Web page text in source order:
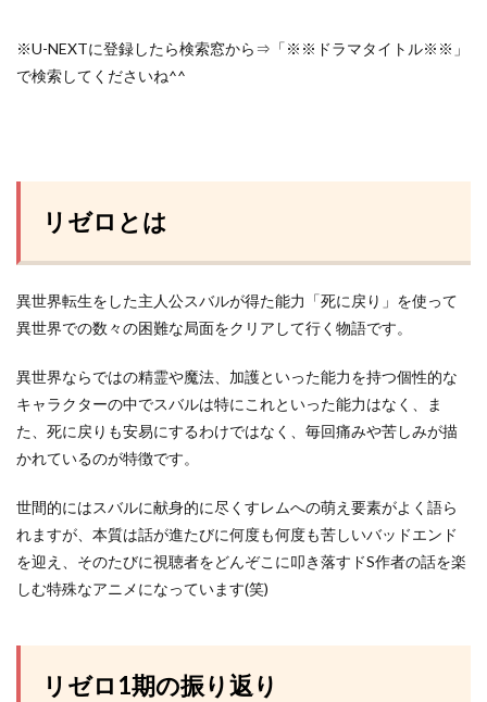
※U-NEXTに登録したら検索窓から⇒「※※ドラマタイトル※※」
で検索してくださいね^^
リゼロとは
異世界転生をした主人公スバルが得た能力「死に戻り」を使って
異世界での数々の困難な局面をクリアして行く物語です。
異世界ならではの精霊や魔法、加護といった能力を持つ個性的な
キャラクターの中でスバルは特にこれといった能力はなく、ま
た、死に戻りも安易にするわけではなく、毎回痛みや苦しみが描
かれているのが特徴です。
世間的にはスバルに献身的に尽くすレムへの萌え要素がよく語ら
れますが、本質は話が進たびに何度も何度も苦しいバッドエンド
を迎え、そのたびに視聴者をどんぞこに叩き落すドS作者の話を楽
しむ特殊なアニメになっています(笑)
リゼロ1期の振り返り